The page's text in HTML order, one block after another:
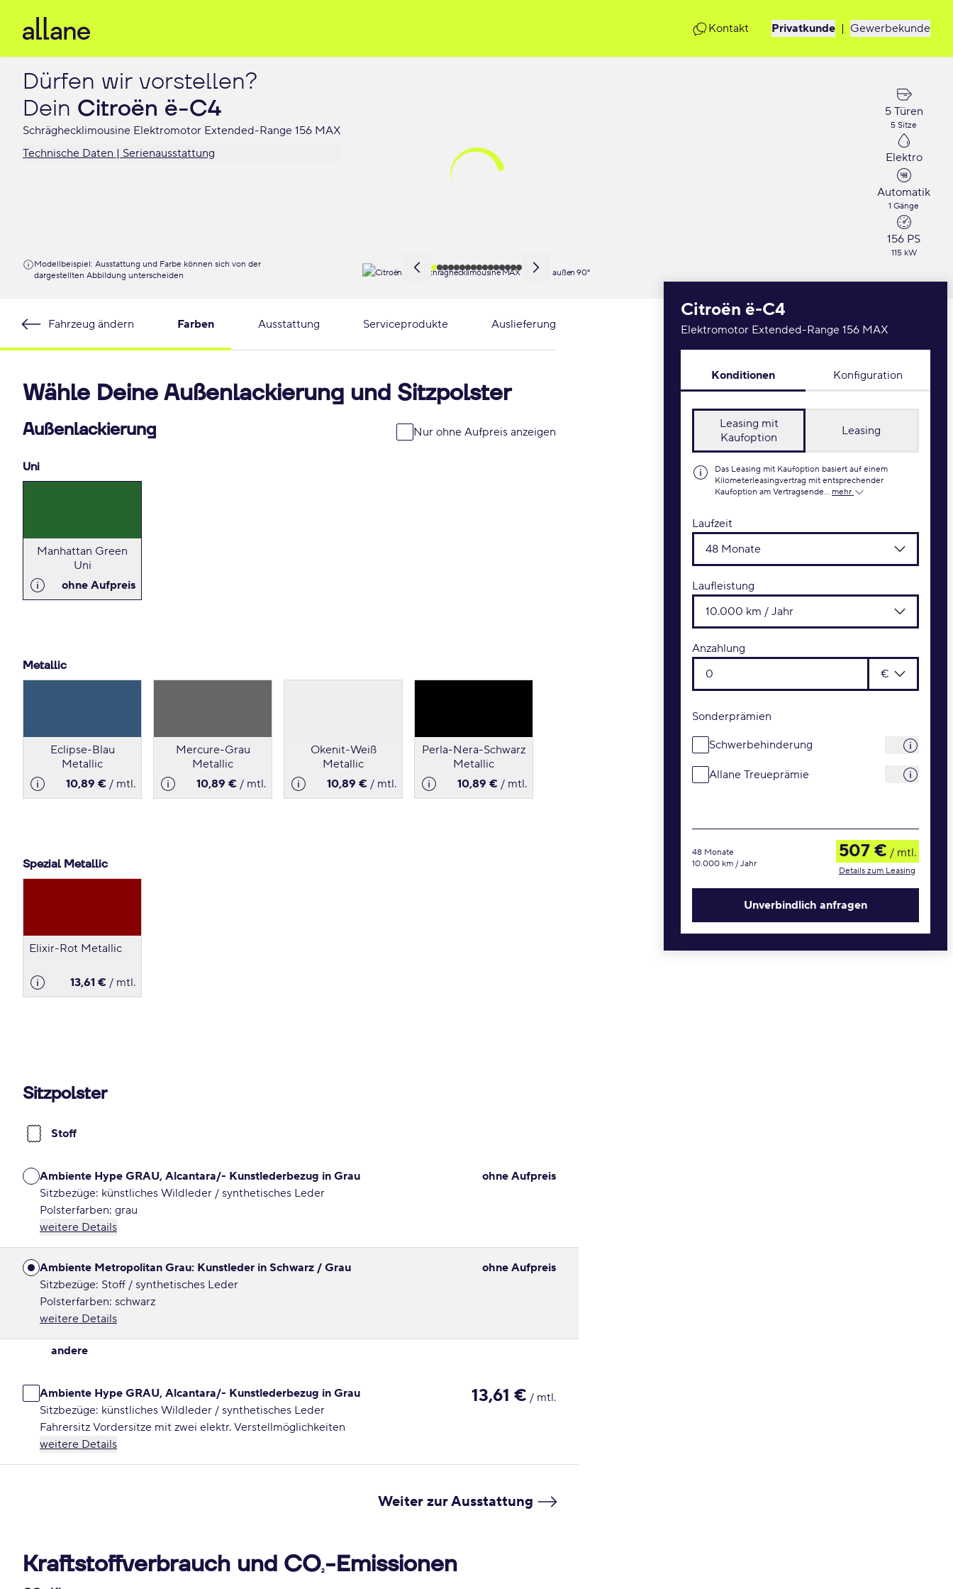
Kontakt Privatkunde | Gewerbekunde
Dürfen wir vorstellen?
Dein Citroën ë-C4
Schräghecklimousine Elektromotor Extended-Range 156 MAX
Technische Daten | Serienausstattung
Modellbeispiel: Ausstattung und Farbe können sich von der
dargestellten Abbildung unterscheiden
5 Türen
5 Sitze
Elektro
Automatik
1 Gänge
156 PS
115 kW
Fahrzeug ändern Farben Ausstattung Serviceprodukte Auslieferung
Wähle Deine Außenlackierung und Sitzpolster
Außenlackierung Nur ohne Aufpreis anzeigen
Uni
Manhattan Green
Uni
ohne Aufpreis
Metallic
Eclipse-Blau
Metallic
10,89 € / mtl.
Mercure-Grau
Metallic
10,89 € / mtl.
Okenit-Weiß
Metallic
10,89 € / mtl.
Perla-Nera-Schwarz
Metallic
10,89 € / mtl.
Spezial Metallic
Elixir-Rot Metallic
13,61 € / mtl.
Sitzpolster
Stoff
Ambiente Hype GRAU, Alcantara/- Kunstlederbezug in Grau
Sitzbezüge: künstliches Wildleder / synthetisches Leder
Polsterfarben: grau
weitere Details
ohne Aufpreis
Ambiente Metropolitan Grau: Kunstleder in Schwarz / Grau
Sitzbezüge: Stoff / synthetisches Leder
Polsterfarben: schwarz
weitere Details
ohne Aufpreis
andere
Ambiente Hype GRAU, Alcantara/- Kunstlederbezug in Grau
Sitzbezüge: künstliches Wildleder / synthetisches Leder
Fahrersitz Vordersitze mit zwei elektr. Verstellmöglichkeiten
weitere Details
13,61 € / mtl.
Weiter zur Ausstattung
Kraftstoffverbrauch und CO2-Emissionen
Citroën ë-C4
Elektromotor Extended-Range 156 MAX
Konditionen Konfiguration
Leasing mit
Kaufoption
Leasing
Das Leasing mit Kaufoption basiert auf einem
Kilometerleasingvertrag mit entsprechender
Kaufoption am Vertragsende... mehr
Laufzeit
48 Monate
Laufleistung
10.000 km / Jahr
Anzahlung
€
Sonderprämien
Schwerbehinderung
Allane Treueprämie
48 Monate
10.000 km / Jahr
507 € / mtl.
Details zum Leasing
Unverbindlich anfragen